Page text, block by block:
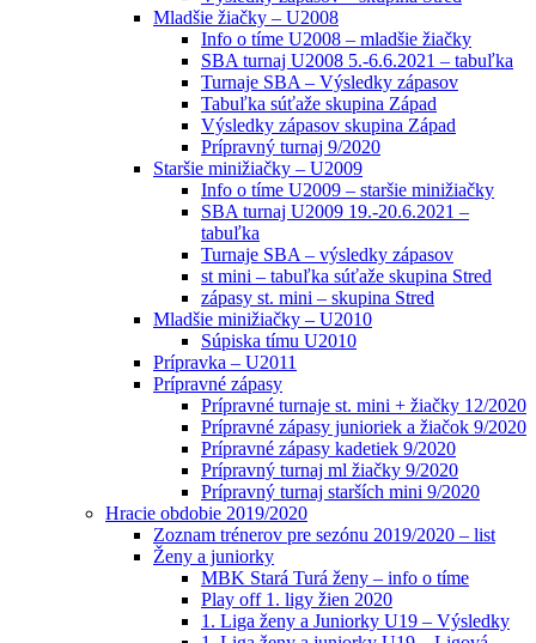
Mladšie žiačky – U2008
Info o tíme U2008 – mladšie žiačky
SBA turnaj U2008 5.-6.6.2021 – tabuľka
Turnaje SBA – Výsledky zápasov
Tabuľka súťaže skupina Západ
Výsledky zápasov skupina Západ
Prípravný turnaj 9/2020
Staršie minižiačky – U2009
Info o tíme U2009 – staršie minižiačky
SBA turnaj U2009 19.-20.6.2021 –
tabuľka
Turnaje SBA – výsledky zápasov
st mini – tabuľka súťaže skupina Stred
zápasy st. mini – skupina Stred
Mladšie minižiačky – U2010
Súpiska tímu U2010
Prípravka – U2011
Prípravné zápasy
Prípravné turnaje st. mini + žiačky 12/2020
Prípravné zápasy junioriek a žiačok 9/2020
Prípravné zápasy kadetiek 9/2020
Prípravný turnaj ml žiačky 9/2020
Prípravný turnaj starších mini 9/2020
Hracie obdobie 2019/2020
Zoznam trénerov pre sezónu 2019/2020 – list
Ženy a juniorky
MBK Stará Turá ženy – info o tíme
Play off 1. ligy žien 2020
1. Liga ženy a Juniorky U19 – Výsledky